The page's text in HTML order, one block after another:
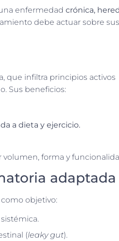
enfermedad crónica,
debe actuar sobre
que infiltra principios activos
Sus beneficios:
a dieta y ejercicio.
volumen, forma y
adaptada
objetivo:
(leaky gut).